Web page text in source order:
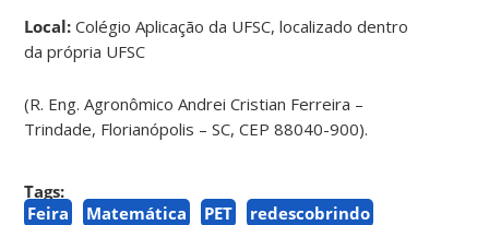
Local: Colégio Aplicação da UFSC, localizado dentro
da própria UFSC
(R. Eng. Agronômico Andrei Cristian Ferreira –
Trindade, Florianópolis – SC, CEP 88040-900).
Tags:
Feira
Matemática PET redescobrindo